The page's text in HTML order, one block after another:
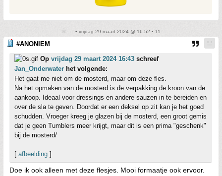
• vrijdag 29 maart 2024 @ 16:52 • 11
#ANONIEM
Op vrijdag 29 maart 2024 16:43 schreef
Jan_Onderwater het volgende:
Het gaat me niet om de mosterd, maar om deze fles.
Na het opmaken van de mosterd is de verpakking de kroon van de
aankoop. Ideaal voor dressings en andere sauzen in te bereiden en
over de sla te geven. Doordat er een deksel op zit kan je het goed
schudden. Vroeger kreeg je glazen bij de mosterd, een groot gemis
dat je geen Tumblers meer krijgt, maar dit is een prima "geschenk"
bij de mosterd/
[ afbeelding ]
Doe ik ook alleen met deze flesjes. Mooi formaatje ook ervoor.